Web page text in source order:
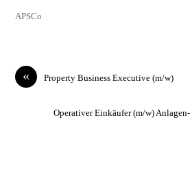
APSCo
« Property Business Executive (m/w)
Operativer Einkäufer (m/w)